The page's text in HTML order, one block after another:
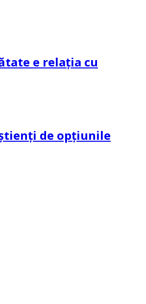
e relația cu
de opțiunile